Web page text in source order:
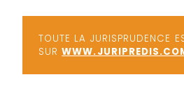
TOUTE LA JURISPRUDENCE
SUR